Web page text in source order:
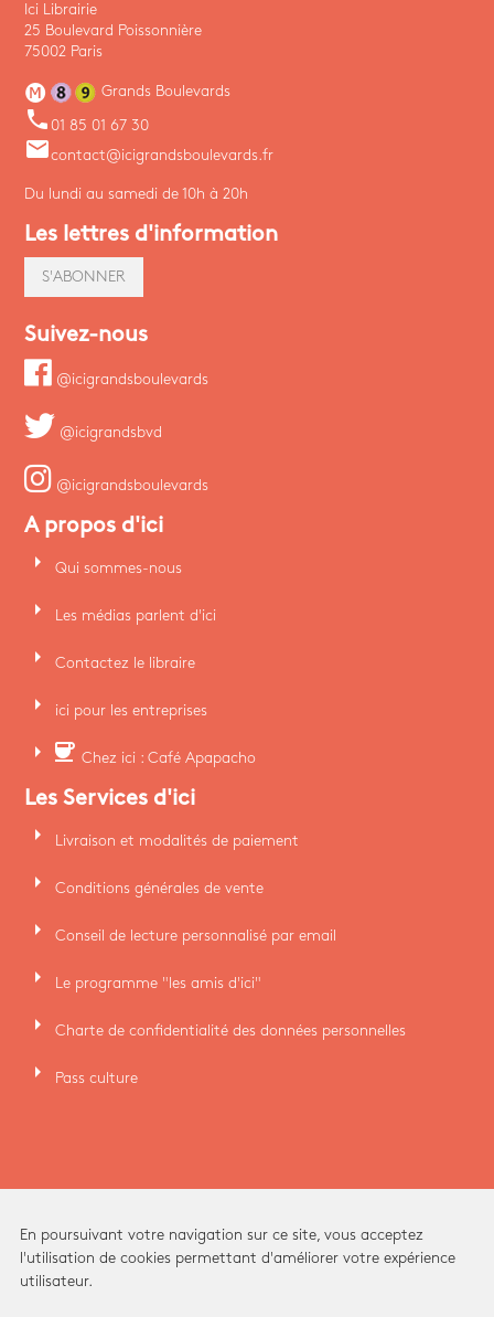
Ici Librairie
25 Boulevard Poissonnière
75002 Paris
Grands Boulevards
phone 01 85 01 67 30
emailcontact@icigrandsboulevards.fr
Du lundi au samedi de 10h à 20h
Les lettres d'information
S'ABONNER
Suivez-nous
@icigrandsboulevards
@icigrandsbvd
@icigrandsboulevards
A propos d'ici
arrow_right Qui sommes-nous
arrow_right Les médias parlent d'ici
arrow_right Contactez le libraire
arrow_right ici pour les entreprises
arrow_right coffee Chez ici : Café Apapacho
Les Services d'ici
arrow_right Livraison et modalités de paiement
arrow_right Conditions générales de vente
arrow_right Conseil de lecture personnalisé par email
arrow_right Le programme "les amis d'ici"
arrow_right Charte de confidentialité des données personnelles
arrow_right Pass culture
En poursuivant votre navigation sur ce site, vous acceptez
l'utilisation de cookies permettant d'améliorer votre expérience
utilisateur.